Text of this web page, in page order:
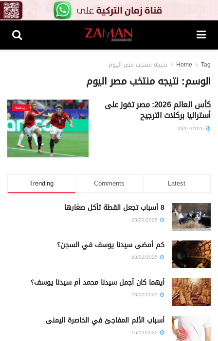
Home Tag نتيجه منتخب مصر اليوم
الوسم:نتيجه منتخب مصر اليوم
رياضة كأس العالم 2026: مصر تفوز على
أستراليا بركلات الترجيح
Trending Comments Latest
8 أسباب تجعل القطة تأكل صغارها
كم أمضى سيدنا يوسف في السجن؟
أيهما كان أجمل سيدنا محمد أم سيدنا يوسف؟
أسباب الألم المفاجئ في الخاصرة اليمنى